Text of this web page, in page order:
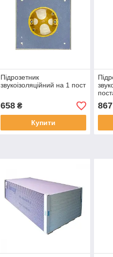
Підрозетник
звукоізоляційний на 1 пост
658₴
Купити
867